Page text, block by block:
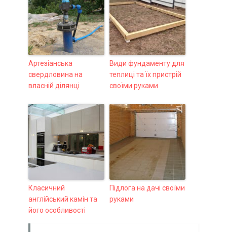
Артезіанська
свердловина на
власній ділянці
Види фундаменту для
теплиці та їх пристрій
своїми руками
Класичний
англійський камін та
його особливості
Підлога на дачі своїми
руками